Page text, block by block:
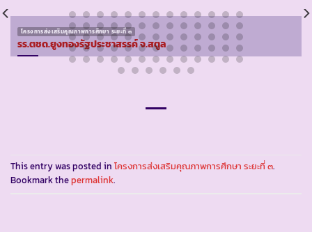
โครงการส่งเสริมคุณภาพการศึกษา ระยะที่ ๓
รร.ตชด.ยูงทองรัฐประชาสรรค์ จ.สตูล
This entry was posted in โครงการส่งเสริมคุณภาพการศึกษา ระยะที่ ๓.
Bookmark thepermalink.